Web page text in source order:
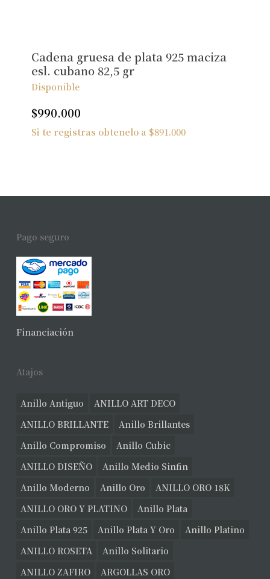
Cadena gruesa de plata 925 maciza
esl. cubano 82,5 gr
Disponible
$990.000
Si te registras obtenelo a $891.000
Pago seguro
Financiación
Atajos
Anillo Antiguo
ANILLO ART DECO
ANILLO BRILLANTE
Anillo Brillantes
Anillo Compromiso
Anillo Cubic
ANILLO DISEÑO
Anillo Medio Sinfin
Anillo Moderno
Anillo Oro
ANILLO ORO 18K
ANILLO ORO Y PLATINO
Anillo Plata
Anillo Plata 925
Anillo Plata Y Oro
Anillo Platino
ANILLO ROSETA
Anillo Solitario
ANILLO ZAFIRO
ARGOLLAS ORO